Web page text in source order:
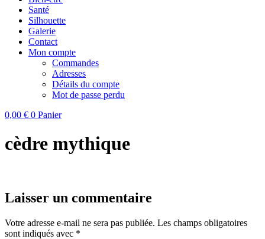
Santé
Silhouette
Galerie
Contact
Mon compte
Commandes
Adresses
Détails du compte
Mot de passe perdu
0,00 € 0 Panier
cèdre mythique
Laisser un commentaire
Votre adresse e-mail ne sera pas publiée. Les champs obligatoires
sont indiqués avec *